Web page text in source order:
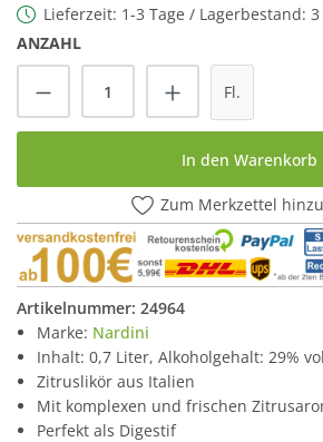
Lieferzeit: 1-3 Tage / Lagerbestand: 3
ANZAHL
Produkt Anzahl: Gib den
Fl.
In den Warenkorb
Zum Merkzettel
Artikelnummer: 24964
Marke: Nardini
Inhalt: 0,7 Liter, Alkoholgehalt: 29% vol
Zitruslikör aus Italien
Mit komplexen und frischen
Perfekt als Digestif